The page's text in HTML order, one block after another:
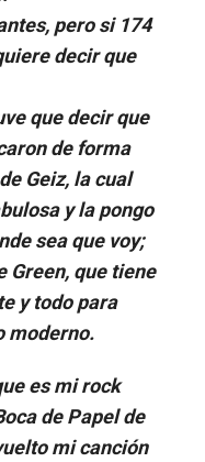
pero si 174
decir que
que decir que
de forma
Geiz, la cual
y la pongo
sea que voy;
Green, que tiene
y todo para
moderno.
es mi rock
de Papel de
mi canción